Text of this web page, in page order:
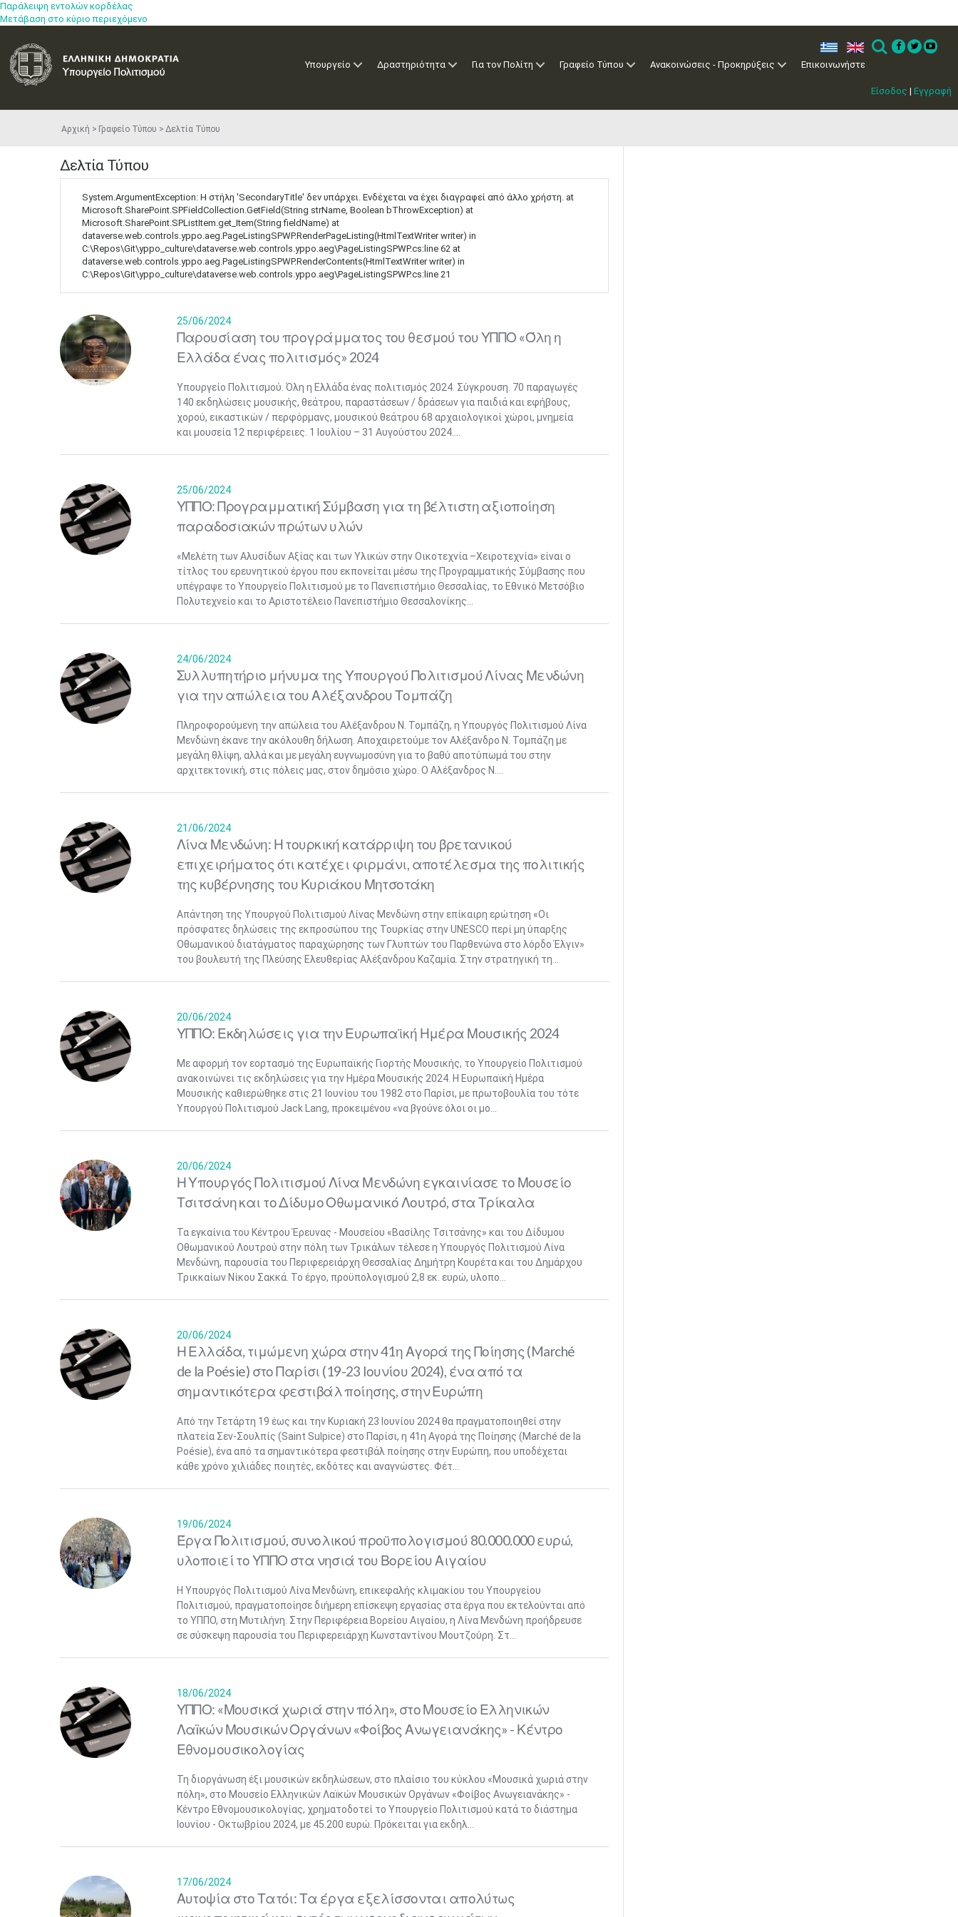
Παράλειψη εντολών κορδέλας
Μετάβαση στο κύριο περιεχόμενο
Είσοδος | Εγγραφή
Υπουργείο Δραστηριότητα Για τον Πολίτη Γραφείο Τύπου Ανακοινώσεις - Προκηρύξεις Επικοινωνήστε
ελ en Search
Αρχική Γραφείο Τύπου Δελτία Τύπου
Δελτία Τύπου
System.ArgumentException: Η στήλη 'SecondaryTitle' δεν υπάρχει. Ενδέχεται να έχει διαγραφεί από άλλο χρήστη. at
Microsoft.SharePoint.SPFieldCollection.GetField(String strName, Boolean bThrowException) at
Microsoft.SharePoint.SPListItem.get_Item(String fieldName) at
dataverse.web.controls.yppo.aeg.PageListingSPWP.RenderPageListing(HtmlTextWriter writer) in
C:\Repos\Git\yppo_culture\dataverse.web.controls.yppo.aeg\PageListingSPWP.cs:line 62 at
dataverse.web.controls.yppo.aeg.PageListingSPWP.RenderContents(HtmlTextWriter writer) in
C:\Repos\Git\yppo_culture\dataverse.web.controls.yppo.aeg\PageListingSPWP.cs:line 21
25/06/2024
Παρουσίαση του προγράμματος του θεσμού του ΥΠΠΟ «Όλη η
Ελλάδα ένας πολιτισμός» 2024
Υπουργείο Πολιτισμού. Όλη η Ελλάδα ένας πολιτισμός 2024. Σύγκρουση. 70 παραγωγές
140 εκδηλώσεις μουσικής, θεάτρου, παραστάσεων / δράσεων για παιδιά και εφήβους,
χορού, εικαστικών / περφόρμανς, μουσικού θεάτρου 68 αρχαιολογικοί χώροι, μνημεία
και μουσεία 12 περιφέρειες. 1 Ιουλίου – 31 Αυγούστου 2024....
25/06/2024
ΥΠΠΟ: Προγραμματική Σύμβαση για τη βέλτιστη αξιοποίηση
παραδοσιακών πρώτων υλών
«Μελέτη των Αλυσίδων Αξίας και των Υλικών στην Οικοτεχνία –Χειροτεχνία» είναι ο
τίτλος του ερευνητικού έργου που εκπονείται μέσω της Προγραμματικής Σύμβασης που
υπέγραψε το Υπουργείο Πολιτισμού με το Πανεπιστήμιο Θεσσαλίας, το Εθνικό Μετσόβιο
Πολυτεχνείο και το Αριστοτέλειο Πανεπιστήμιο Θεσσαλονίκης...
24/06/2024
Συλλυπητήριο μήνυμα της Υπουργού Πολιτισμού Λίνας Μενδώνη
για την απώλεια του Αλέξανδρου Τομπάζη
Πληροφορούμενη την απώλεια του Αλέξανδρου Ν. Τομπάζη, η Υπουργός Πολιτισμού Λίνα
Μενδώνη έκανε την ακόλουθη δήλωση. Αποχαιρετούμε τον Αλέξανδρο Ν. Τομπάζη με
μεγάλη θλίψη, αλλά και με μεγάλη ευγνωμοσύνη για το βαθύ αποτύπωμά του στην
αρχιτεκτονική, στις πόλεις μας, στον δημόσιο χώρο. Ο Αλέξανδρος Ν....
21/06/2024
Λίνα Μενδώνη: Η τουρκική κατάρριψη του βρετανικού
επιχειρήματος ότι κατέχει φιρμάνι, αποτέλεσμα της πολιτικής
της κυβέρνησης του Κυριάκου Μητσοτάκη
Απάντηση της Υπουργού Πολιτισμού Λίνας Μενδώνη στην επίκαιρη ερώτηση «Οι
πρόσφατες δηλώσεις της εκπροσώπου της Τουρκίας στην UNESCO περί μη ύπαρξης
Οθωμανικού διατάγματος παραχώρησης των Γλυπτών του Παρθενώνα στο λόρδο Έλγιν»
του βουλευτή της Πλεύσης Ελευθερίας Αλέξανδρου Καζαμία. Στην στρατηγική τη...
20/06/2024
ΥΠΠΟ: Εκδηλώσεις για την Ευρωπαϊκή Ημέρα Μουσικής 2024
Με αφορμή τον εορτασμό της Ευρωπαϊκής Γιορτής Μουσικής, το Υπουργείο Πολιτισμού
ανακοινώνει τις εκδηλώσεις για την Ημέρα Μουσικής 2024. Η Ευρωπαϊκή Ημέρα
Μουσικής καθιερώθηκε στις 21 Ιουνίου του 1982 στο Παρίσι, με πρωτοβουλία του τότε
Υπουργού Πολιτισμού Jack Lang, προκειμένου «να βγούνε όλοι οι μο...
20/06/2024
Η Υπουργός Πολιτισμού Λίνα Μενδώνη εγκαινίασε το Μουσείο
Τσιτσάνη και το Δίδυμο Οθωμανικό Λουτρό, στα Τρίκαλα
Τα εγκαίνια του Κέντρου Έρευνας - Μουσείου «Βασίλης Τσιτσάνης» και του Δίδυμου
Οθωμανικού Λουτρού στην πόλη των Τρικάλων τέλεσε η Υπουργός Πολιτισμού Λίνα
Μενδώνη, παρουσία του Περιφερειάρχη Θεσσαλίας Δημήτρη Κουρέτα και του Δημάρχου
Τρικκαίων Νίκου Σακκά. Το έργο, προϋπολογισμού 2,8 εκ. ευρώ, υλοπο...
20/06/2024
Η Ελλάδα, τιμώμενη χώρα στην 41η Αγορά της Ποίησης (Marché
de la Poésie) στο Παρίσι (19-23 Ιουνίου 2024), ένα από τα
σημαντικότερα φεστιβάλ ποίησης, στην Ευρώπη
Από την Τετάρτη 19 έως και την Κυριακή 23 Ιουνίου 2024 θα πραγματοποιηθεί στην
πλατεία Σεν-Σουλπίς (Saint Sulpice) στο Παρίσι, η 41η Αγορά της Ποίησης (Marché de la
Poésie), ένα από τα σημαντικότερα φεστιβάλ ποίησης στην Ευρώπη, που υποδέχεται
κάθε χρόνο χιλιάδες ποιητές, εκδότες και αναγνώστες. Φέτ...
19/06/2024
Έργα Πολιτισμού, συνολικού προϋπολογισμού 80.000.000 ευρώ,
υλοποιεί το ΥΠΠΟ στα νησιά του Βορείου Αιγαίου
Η Υπουργός Πολιτισμού Λίνα Μενδώνη, επικεφαλής κλιμακίου του Υπουργείου
Πολιτισμού, πραγματοποίησε διήμερη επίσκεψη εργασίας στα έργα που εκτελούνται από
το ΥΠΠΟ, στη Μυτιλήνη. Στην Περιφέρεια Βορείου Αιγαίου, η Λίνα Μενδώνη προήδρευσε
σε σύσκεψη παρουσία του Περιφερειάρχη Κωνσταντίνου Μουτζούρη. Στ...
18/06/2024
ΥΠΠΟ: «Μουσικά χωριά στην πόλη», στο Μουσείο Ελληνικών
Λαïκών Μουσικών Οργάνων «Φοίβος Ανωγειανάκης» - Κέντρο
Εθνομουσικολογίας
Τη διοργάνωση έξι μουσικών εκδηλώσεων, στο πλαίσιο του κύκλου «Μουσικά χωριά στην
πόλη», στο Μουσείο Ελληνικών Λαïκών Μουσικών Οργάνων «Φοίβος Ανωγειανάκης» -
Κέντρο Εθνομουσικολογίας, χρηματοδοτεί το Υπουργείο Πολιτισμού κατά το διάστημα
Ιουνίου - Οκτωβρίου 2024, με 45.200 ευρώ. Πρόκειται για εκδηλ...
17/06/2024
Αυτοψία στο Τατόι: Τα έργα εξελίσσονται απολύτως
Μαϊ
1
2
• • •
10 11 12 15 16